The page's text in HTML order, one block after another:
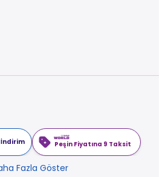
İndirim Peşin Fiyatına 9 Taksit
Fazla Göster